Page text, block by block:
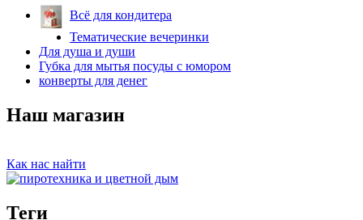
Всё для кондитера
Тематические вечеринки
Для душа и души
Губка для мытья посуды с юмором
конверты для денег
Наш магазин
Как нас найти
Теги